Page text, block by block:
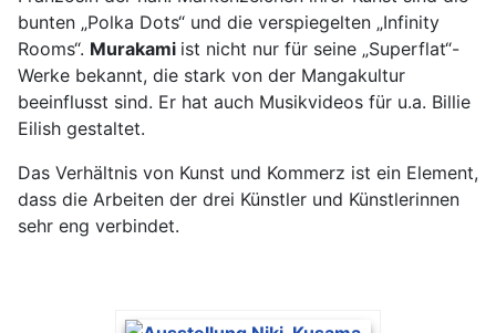
bunten „Polka Dots“ und die verspiegelten „Infinity
Rooms“. Murakami ist nicht nur für seine „Superflat“-
Werke bekannt, die stark von der Mangakultur
beeinflusst sind. Er hat auch Musikvideos für u.a. Billie
Eilish gestaltet.
Das Verhältnis von Kunst und Kommerz ist ein Element,
dass die Arbeiten der drei Künstler und Künstlerinnen
sehr eng verbindet.